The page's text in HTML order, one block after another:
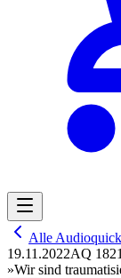
Alle
19.11.2022AQ 1821
»Wir sind